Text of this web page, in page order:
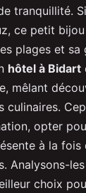
tranquillité.
ce petit
plages et sa
hôtel à Bidart
mêlant
culinaires.
opter
à la fois
Analysons-
choix